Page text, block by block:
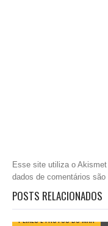
Esse site utiliza o Akismet
dados de comentários são
POSTS RELACIONADOS
PEIXES E FRUTOS DO MAR